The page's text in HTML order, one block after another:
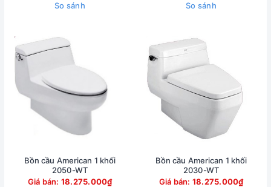
So sánh
So sánh
Bồn cầu American 1 khối
2050-WT
Giá bán: 18.275.000₫
Bồn cầu American 1 khối
2030-WT
Giá bán: 18.275.000₫